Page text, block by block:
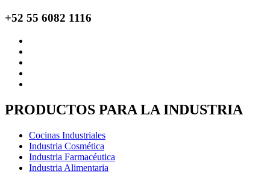
+52 55 6082 1116
PRODUCTOS PARA LA INDUSTRIA
Cocinas Industriales
Industria Cosmética
Industria Farmacéutica
Industria Alimentaria